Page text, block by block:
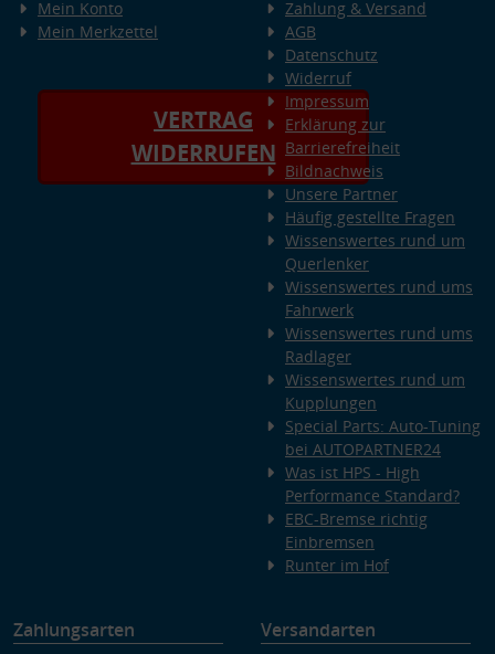
Mein Konto
Mein Merkzettel
VERTRAG
WIDERRUFEN
Zahlung & Versand
AGB
Datenschutz
Widerruf
Impressum
Erklärung zur
Barrierefreiheit
Bildnachweis
Unsere Partner
Häufig gestellte Fragen
Wissenswertes rund um
Querlenker
Wissenswertes rund ums
Fahrwerk
Wissenswertes rund ums
Radlager
Wissenswertes rund um
Kupplungen
Special Parts: Auto-Tuning
bei AUTOPARTNER24
Was ist HPS - High
Performance Standard?
EBC-Bremse richtig
Einbremsen
Runter im Hof
Zahlungsarten Versandarten